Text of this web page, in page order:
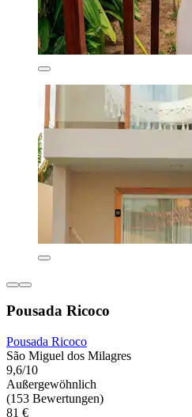
Pousada Ricoco
Pousada Ricoco
São Miguel dos Milagres
9,6/10
Außergewöhnlich
(153 Bewertungen)
81 €